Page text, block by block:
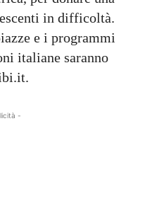
in difficoltà.
e i programmi
italiane saranno
-